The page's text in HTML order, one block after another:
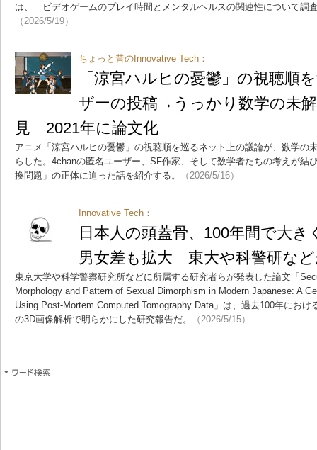
は、 ビデオゲームのプレイ時間とメンタルヘルスの関連性について調
（2026/5/19）
ちょっと昔のInnovative Tech：
「涼宮ハルヒの憂鬱」の視聴順
ザーの投稿→うっかり数学の未
見 2021年に論文化
アニメ「涼宮ハルヒの憂鬱」の視聴順を巡るネット上の議論が、数学の
らした。4chanの匿名ユーザー、SF作家、そして数学者たちの考えが結
換問題」の正体に迫った話を紹介する。
（2026/5/16）
Innovative Tech：
日本人の頭蓋骨、100年間で大
男女差も拡大 東大や科警研など
東京大学や科学警察研究所などに所属する研究者らが発表した論文「
Morphology and Pattern of Sexual Dimorphism in Modern Japanese: A
Using Post-Mortem Computed Tomography Data」は、過去100年におけ
の3D画像解析で明らかにした研究報告だ。
（2026/5/15）